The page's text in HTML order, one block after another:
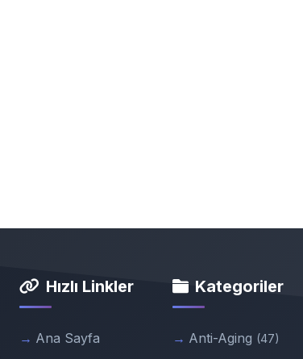
Hızlı Linkler
Ana Sayfa
Kategoriler
Anti-Aging (47)